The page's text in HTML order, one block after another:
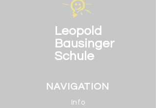
Leopold
Bausinger
Schule
NAVIGATION
Info